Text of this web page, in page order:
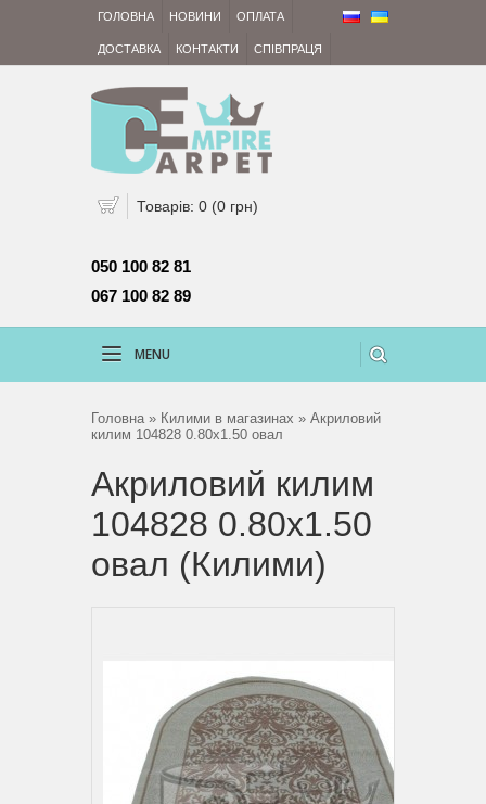
ГОЛОВНА НОВИНИ ОПЛАТА
ДОСТАВКА КОНТАКТИ СПІВПРАЦЯ
Товарів: 0 (0 грн)
050 100 82 81
067 100 82 89
MENU
Головна» Килими в магазинах » Акриловий
килим 104828 0.80x1.50 овал
Акриловий килим
104828 0.80x1.50
овал (Килими)